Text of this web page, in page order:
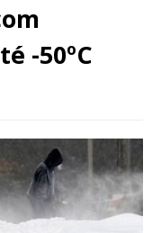
-50ºC